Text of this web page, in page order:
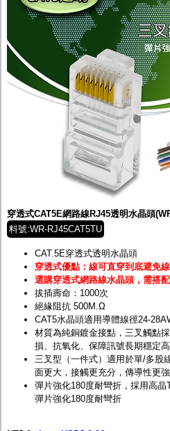
穿透式CAT5E網路線RJ45透明水晶頭
料號:WR-RJ45CAT5TU
CAT.5E穿透式透明水晶頭
穿透式優點：線可直穿到底避免
選購穿透式網路線水晶頭，需搭
拔插壽命：1000次
絕緣阻抗 500M.Ω
CAT5水晶頭適用導體線徑24-
材質為純銅鍍金接點，三叉觸點
損、抗氧化、保障訊號長期穩定
三叉型（一件式）適用於單/多股
面更大，接觸更充分，傳導性更
彈片強化180度耐彎折，採用高晶
彈片強化180度耐彎折